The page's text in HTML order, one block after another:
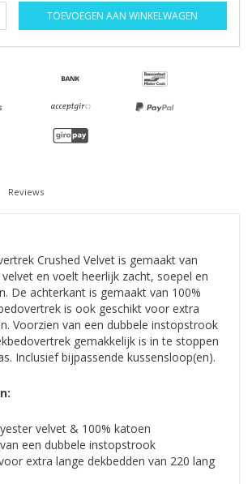
TOEVOEGEN AAN WINKELWAGEN
Reviews
Crushed Velvet is gemaakt van
en voelt heerlijk zacht, soepel en
De achterkant is gemaakt van 100%
is ook geschikt voor extra
Voorzien van een dubbele instopstrook
gemakkelijk is in te stoppen
Inclusief bijpassende kussensloop(en).
velvet & 100% katoen
een dubbele instopstrook
extra lange dekbedden van 220 lang